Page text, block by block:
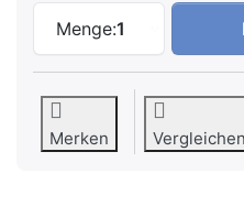
Menge:1
Merken Vergleichen